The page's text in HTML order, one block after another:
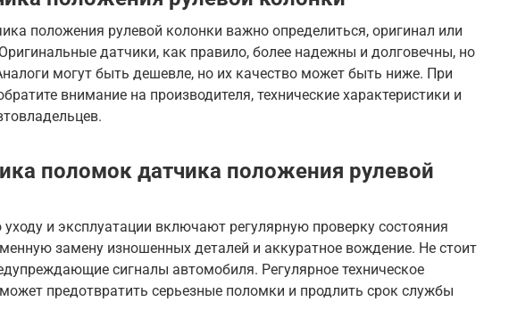
положения рулевой колонки важно определиться, оригинал или
датчики, как правило, более надежны и долговечны, но
могут быть дешевле, но их качество может быть ниже. При
внимание на производителя, технические характеристики и
поломок датчика положения рулевой
и эксплуатации включают регулярную проверку состояния
замену изношенных деталей и аккуратное вождение. Не стоит
сигналы автомобиля. Регулярное техническое
предотвратить серьезные поломки и продлить срок службы